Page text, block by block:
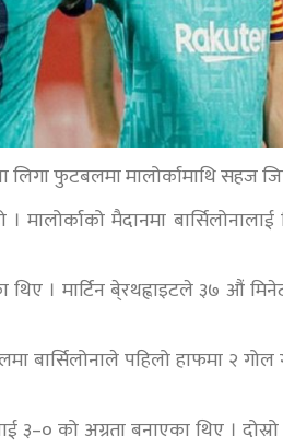
लिगा फुटबलमा मालोर्कामाथि सहज
मैदानमा
थिए । मार्टिन बे्रथह्वाइटले ३७ औं
बार्सिलोनाले पहिलो हाफमा २ गोल
३–० को अग्रता बनाएका थिए ।